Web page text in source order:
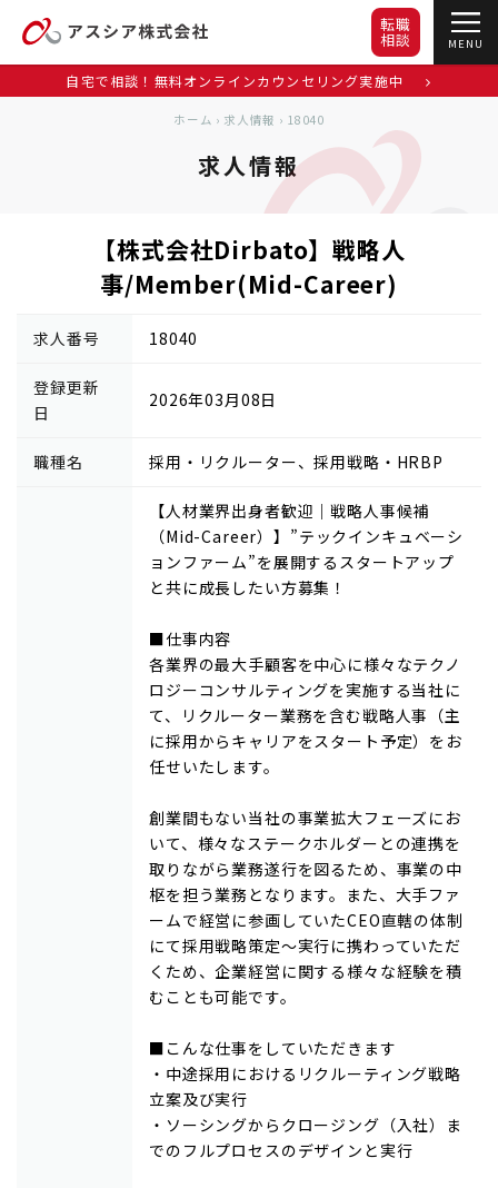
MENU
転職
相談
自宅で相談！無料オンラインカウンセリング実施中
ホーム › 求人情報 › 18040
求人情報
【株式会社Dirbato】戦略人
事/Member(Mid-Career)
求人番号 18040
登録更新
日
2026年03月08日
職種名 採用・リクルーター、採用戦略・HRBP
【人材業界出身者歓迎｜戦略人事候補
（Mid-Career）】”テックインキュベーシ
ョンファーム”を展開するスタートアップ
と共に成長したい方募集！
■仕事内容
各業界の最大手顧客を中心に様々なテクノ
ロジーコンサルティングを実施する当社に
て、リクルーター業務を含む戦略人事（主
に採用からキャリアをスタート予定）をお
任せいたします。
創業間もない当社の事業拡大フェーズにお
いて、様々なステークホルダーとの連携を
取りながら業務遂行を図るため、事業の中
枢を担う業務となります。また、大手ファ
ームで経営に参画していたCEO直轄の体制
にて採用戦略策定～実行に携わっていただ
くため、企業経営に関する様々な経験を積
むことも可能です。
■こんな仕事をしていただきます
・中途採用におけるリクルーティング戦略
立案及び実行
・ソーシングからクロージング（入社）ま
でのフルプロセスのデザインと実行